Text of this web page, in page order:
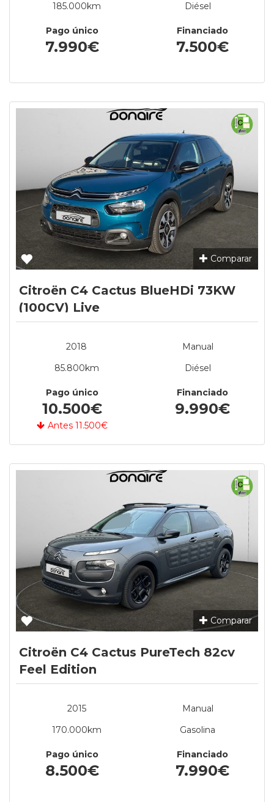
185.000km Diésel
Pago único
7.990€
Financiado
7.500€
Comparar
Citroën C4 Cactus BlueHDi 73KW
(100CV) Live
2018
85.800km
Manual
Diésel
Pago único
10.500€
Antes 11.500€
Financiado
9.990€
Comparar
Citroën C4 Cactus PureTech 82cv
Feel Edition
2015
170.000km
Manual
Gasolina
Pago único
8.500€
Financiado
7.990€